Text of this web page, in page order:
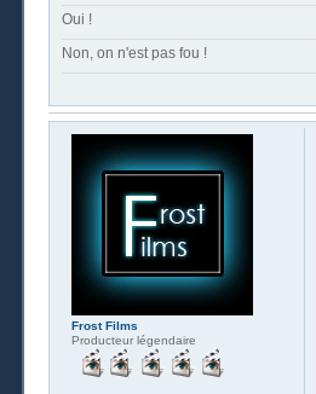
Oui !
Non, on n'est pas fou !
Frost Films
Producteur légendaire